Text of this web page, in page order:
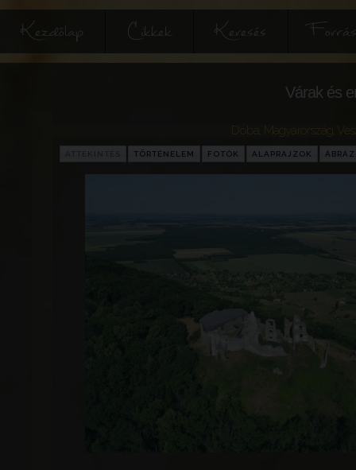
Kezdőlap Cikkek Keresés
Várak és
Magyarország
TÖRTÉNELEM FOTÓK ALAPRAJZOK